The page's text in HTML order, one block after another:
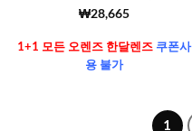
5 중에서
가됨
₩28,665
1+1 모든 오렌즈 한달렌즈쿠폰사
용 불가
1